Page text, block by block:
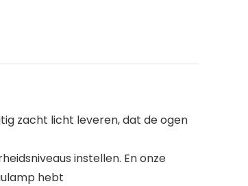
zacht licht leveren, dat de ogen
instellen. En onze
hebt